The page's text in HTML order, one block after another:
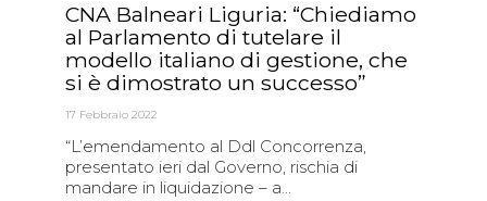
CNA Balneari Liguria: “Chiediamo
al Parlamento di tutelare il
modello italiano di gestione, che
si è dimostrato un successo”
17 Febbraio 2022
“L’emendamento al Ddl Concorrenza,
presentato ieri dal Governo, rischia di
mandare in liquidazione – a...